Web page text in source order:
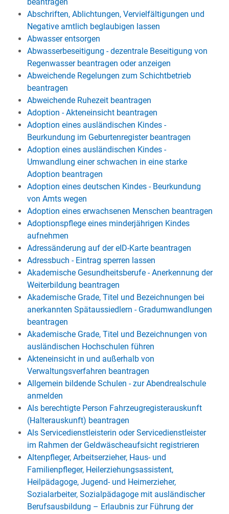
Abschriften, Ablichtungen, Vervielfältigungen und
Negative amtlich beglaubigen lassen
Abwasser entsorgen
Abwasserbeseitigung - dezentrale Beseitigung von
Regenwasser beantragen oder anzeigen
Abweichende Regelungen zum Schichtbetrieb
beantragen
Abweichende Ruhezeit beantragen
Adoption - Akteneinsicht beantragen
Adoption eines ausländischen Kindes -
Beurkundung im Geburtenregister beantragen
Adoption eines ausländischen Kindes -
Umwandlung einer schwachen in eine starke
Adoption beantragen
Adoption eines deutschen Kindes - Beurkundung
von Amts wegen
Adoption eines erwachsenen Menschen beantragen
Adoptionspflege eines minderjährigen Kindes
aufnehmen
Adressänderung auf der eID-Karte beantragen
Adressbuch - Eintrag sperren lassen
Akademische Gesundheitsberufe - Anerkennung der
Weiterbildung beantragen
Akademische Grade, Titel und Bezeichnungen bei
anerkannten Spätaussiedlern - Gradumwandlungen
beantragen
Akademische Grade, Titel und Bezeichnungen von
ausländischen Hochschulen führen
Akteneinsicht in und außerhalb von
Verwaltungsverfahren beantragen
Allgemein bildende Schulen - zur Abendrealschule
anmelden
Als berechtigte Person Fahrzeugregisterauskunft
(Halterauskunft) beantragen
Als Servicedienstleisterin oder Servicedienstleister
im Rahmen der Geldwäscheaufsicht registrieren
Altenpfleger, Arbeitserzieher, Haus- und
Familienpfleger, Heilerziehungsassistent,
Heilpädagoge, Jugend- und Heimerzieher,
Sozialarbeiter, Sozialpädagoge mit ausländischer
Berufsausbildung – Erlaubnis zur Führung der